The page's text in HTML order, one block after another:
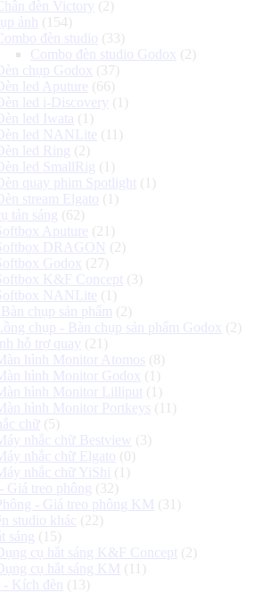
đèn Victory (2)
ảnh
(154)
đèn studio (33)
Combo đèn studio Godox (2)
chụp Godox (37)
led Aputure (66)
led i-Discovery (1)
led Iwata (1)
led NANLite (11)
led Ring (2)
led SmallRig (1)
quay phim Spotlight (1)
stream Elgato (1)
tản sáng (62)
Aputure (21)
DRAGON (2)
Godox (27)
K&F Concept (3)
NANLite (1)
chụp sản phẩm (2)
chụp - Bàn chụp sản phẩm Godox (2)
hỗ trợ quay (21)
hình Monitor Atomos (8)
hình Monitor Godox (1)
hình Monitor Lilliput (1)
hình Monitor Portkeys (11)
chữ (5)
nhắc chữ Bestview (3)
nhắc chữ Elgato (0)
nhắc chữ YiShi
(1)
Giá treo phông (32)
- Giá treo phông KM (31)
studio khác (22)
sáng (15)
cụ hắt sáng K&F Concept (2)
cụ hắt sáng KM (11)
Kích đèn
(13)